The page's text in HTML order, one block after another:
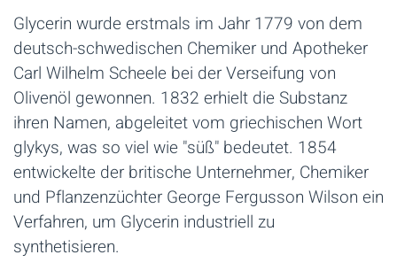
Glycerin wurde erstmals im Jahr 1779 von dem
deutsch-schwedischen Chemiker und Apotheker
Carl Wilhelm Scheele bei der Verseifung von
Olivenöl gewonnen. 1832 erhielt die Substanz
ihren Namen, abgeleitet vom griechischen Wort
glykys, was so viel wie "süß" bedeutet. 1854
entwickelte der britische Unternehmer, Chemiker
und Pflanzenzüchter George Fergusson Wilson ein
Verfahren, um Glycerin industriell zu
synthetisieren.